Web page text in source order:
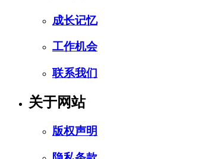
成长记忆
工作机会
联系我们
关于网站
版权声明